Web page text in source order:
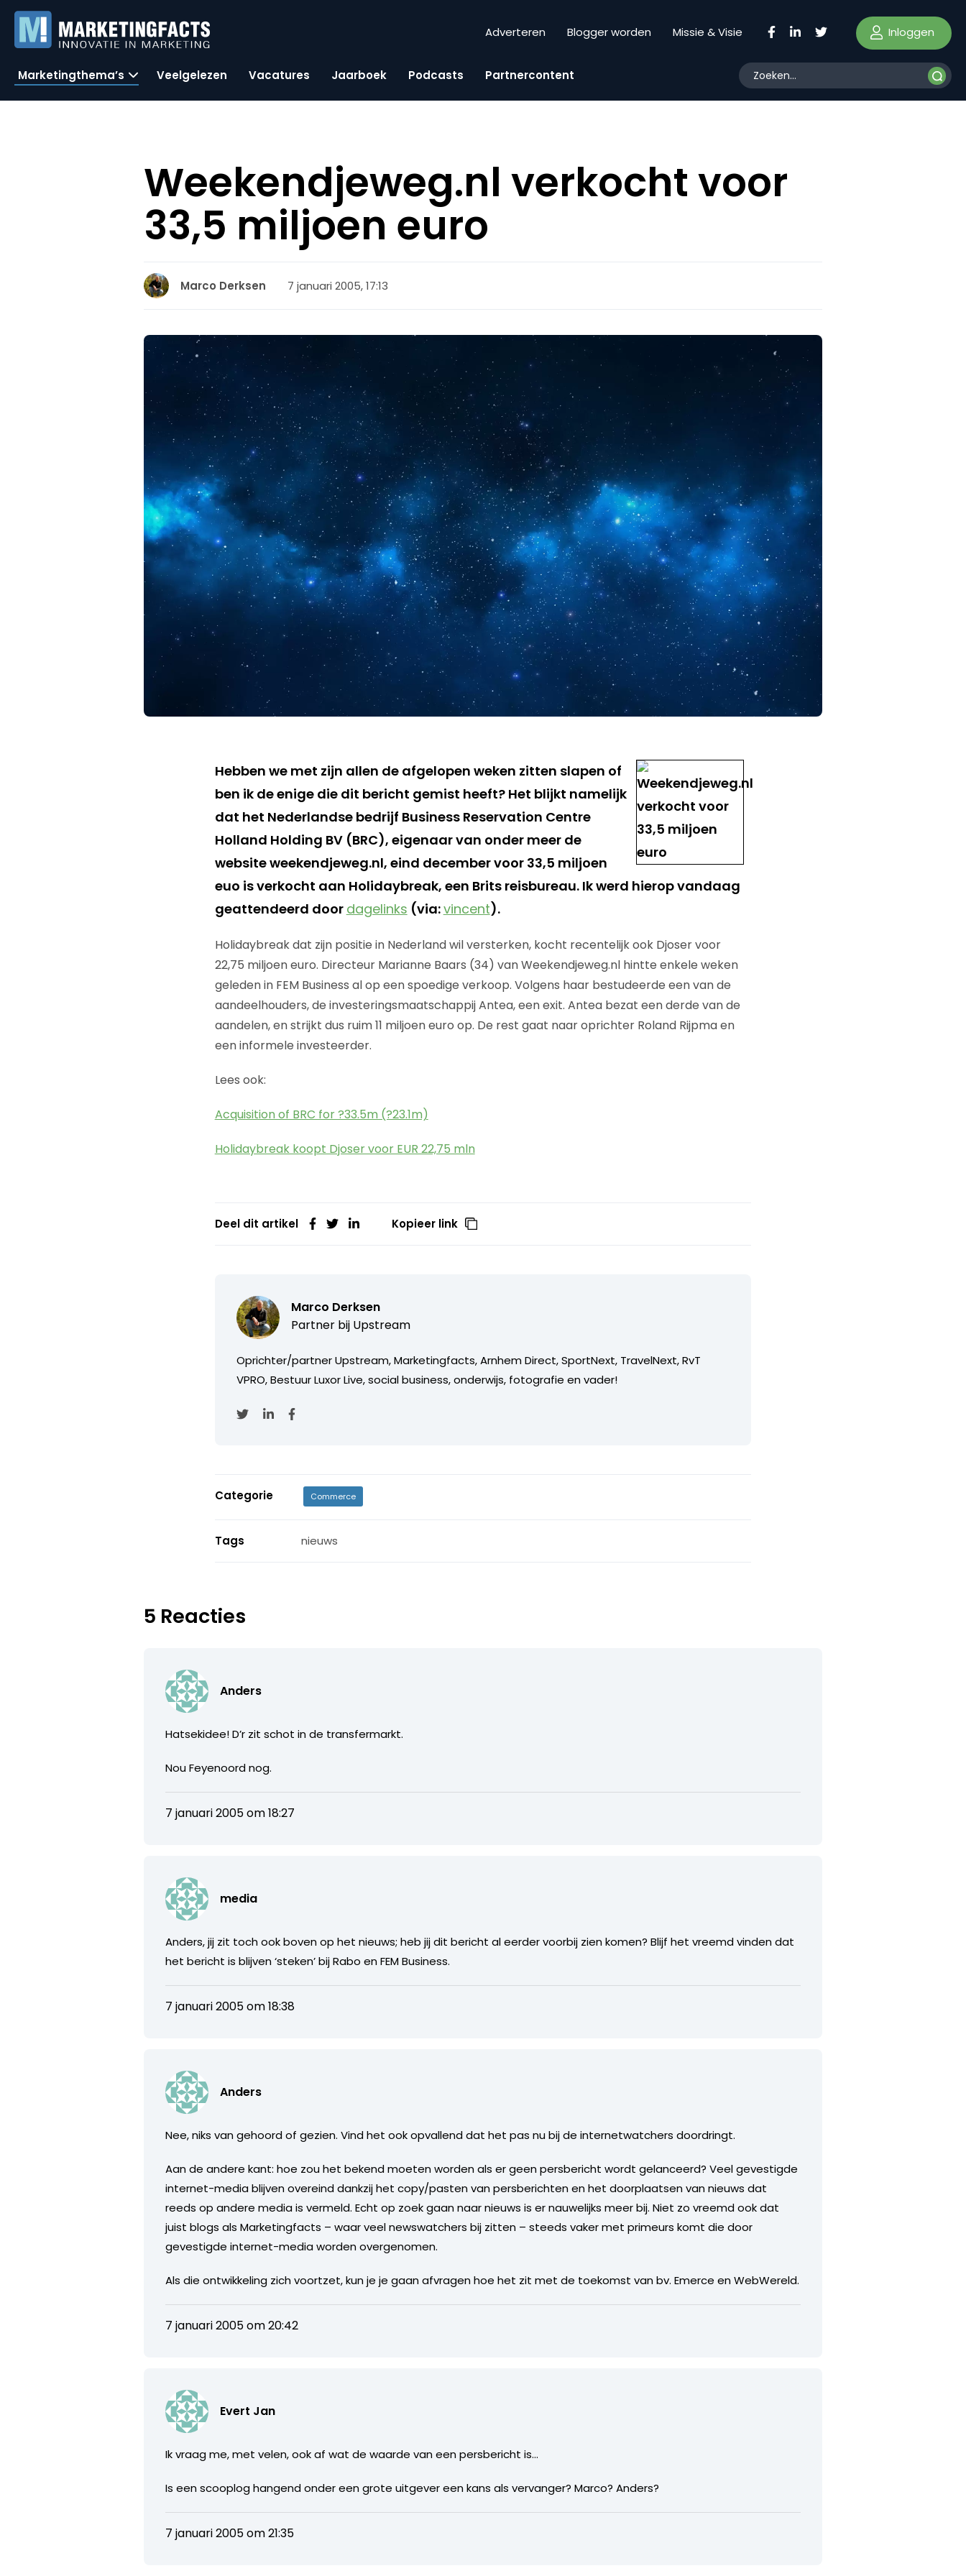
Adverteren Blogger worden Missie & Visie Inloggen
Marketingthema’s Veelgelezen Vacatures Jaarboek Podcasts Partnercontent
Weekendjeweg.nl verkocht voor
33,5 miljoen euro
Marco Derksen 7 januari 2005, 17:13
Hebben we met zijn allen de afgelopen weken zitten slapen of
ben ik de enige die dit bericht gemist heeft? Het blijkt namelijk
dat het Nederlandse bedrijf Business Reservation Centre
Holland Holding BV (BRC), eigenaar van onder meer de
website weekendjeweg.nl, eind december voor 33,5 miljoen
euo is verkocht aan Holidaybreak, een Brits reisbureau. Ik werd hierop vandaag
geattendeerd door dagelinks (via:vincent).
Holidaybreak dat zijn positie in Nederland wil versterken, kocht recentelijk ook Djoser voor
22,75 miljoen euro. Directeur Marianne Baars (34) van Weekendjeweg.nl hintte enkele weken
geleden in FEM Business al op een spoedige verkoop. Volgens haar bestudeerde een van de
aandeelhouders, de investeringsmaatschappij Antea, een exit. Antea bezat een derde van de
aandelen, en strijkt dus ruim 11 miljoen euro op. De rest gaat naar oprichter Roland Rijpma en
een informele investeerder.
Lees ook:
Acquisition of BRC for ?33.5m (?23.1m)
Holidaybreak koopt Djoser voor EUR 22,75 mln
Deel dit artikel Kopieer link
Marco Derksen
Partner bij Upstream
Oprichter/partner Upstream, Marketingfacts, Arnhem Direct, SportNext, TravelNext, RvT
VPRO, Bestuur Luxor Live, social business, onderwijs, fotografie en vader!
Categorie Commerce
Tags nieuws
5 Reacties
Anders
Hatsekidee! D’r zit schot in de transfermarkt.
Nou Feyenoord nog.
7 januari 2005 om 18:27
media
Anders, jij zit toch ook boven op het nieuws; heb jij dit bericht al eerder voorbij zien komen? Blijf het vreemd vinden dat
het bericht is blijven ‘steken’ bij Rabo en FEM Business.
7 januari 2005 om 18:38
Anders
Nee, niks van gehoord of gezien. Vind het ook opvallend dat het pas nu bij de internetwatchers doordringt.
Aan de andere kant: hoe zou het bekend moeten worden als er geen persbericht wordt gelanceerd? Veel gevestigde
internet-media blijven overeind dankzij het copy/pasten van persberichten en het doorplaatsen van nieuws dat
reeds op andere media is vermeld. Echt op zoek gaan naar nieuws is er nauwelijks meer bij. Niet zo vreemd ook dat
juist blogs als Marketingfacts – waar veel newswatchers bij zitten – steeds vaker met primeurs komt die door
gevestigde internet-media worden overgenomen.
Als die ontwikkeling zich voortzet, kun je je gaan afvragen hoe het zit met de toekomst van bv. Emerce en WebWereld.
7 januari 2005 om 20:42
Evert Jan
Ik vraag me, met velen, ook af wat de waarde van een persbericht is…
Is een scooplog hangend onder een grote uitgever een kans als vervanger? Marco? Anders?
7 januari 2005 om 21:35